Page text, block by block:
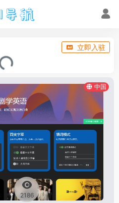
立即入驻
中国
2186